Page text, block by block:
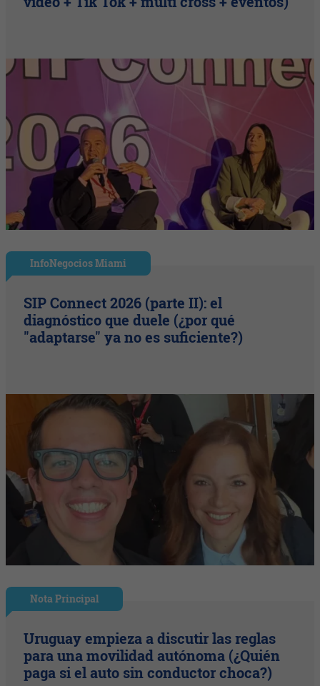
InfoNegocios Miami
SIP Connect 2026 (parte II): el
diagnóstico que duele (¿por qué
"adaptarse" ya no es suficiente?)
Nota Principal
Uruguay empieza a discutir las reglas
para una movilidad autónoma (¿Quién
paga si el auto sin conductor choca?)